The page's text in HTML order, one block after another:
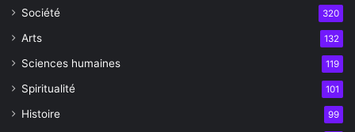
Société 320
Arts 132
Sciences humaines 119
Spiritualité 101
Histoire 99